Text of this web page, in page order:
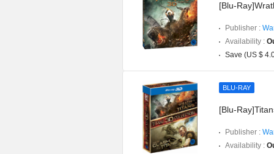
[Blu-
Publisher :
Availability :
Save (US $
BLU-RAY
[Blu-
Publisher :
Availability :